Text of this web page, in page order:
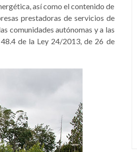
así como el contenido de
prestadoras de servicios de
comunidades autónomas y a las
de la Ley 24/2013, de 26 de